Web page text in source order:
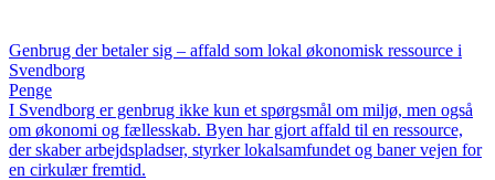
Genbrug der betaler sig – affald som lokal økonomisk ressource i
Svendborg
Penge
I Svendborg er genbrug ikke kun et spørgsmål om miljø, men også
om økonomi og fællesskab. Byen har gjort affald til en ressource,
der skaber arbejdspladser, styrker lokalsamfundet og baner vejen for
en cirkulær fremtid.